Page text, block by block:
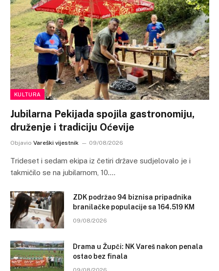
KULTURA
Jubilarna Pekijada spojila gastronomiju,
druženje i tradiciju Oćevije
Objavio Vareški vijestnik 09/08/2026
Trideset i sedam ekipa iz četiri države sudjelovalo je i
takmičilo se na jubilarnom, 10.…
ZDK podržao 94 biznisa pripadnika
branilačke populacije sa 164.519 KM
09/08/2026
Drama u Župči: NK Vareš nakon penala
ostao bez finala